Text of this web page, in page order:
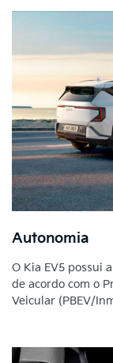
Autonomia
O Kia EV5 possui
de acordo com o
Veicular (PBEV/